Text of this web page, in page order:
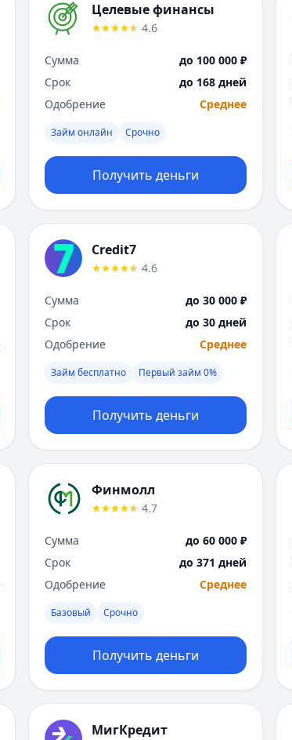
Целевые финансы
4.6
Сумма
до 100 000 ₽
Срок
до 168 дней
Одобрение
Среднее
Займ онлайн Срочно
Получить деньги
Credit7
4.6
Сумма
до 30 000 ₽
Срок
до 30 дней
Одобрение
Среднее
Займ бесплатно Первый займ 0%
Получить деньги
Финмолл
4.7
Сумма
до 60 000 ₽
Срок
до 371 дней
Одобрение
Среднее
Базовый Срочно
Получить деньги
МигКредит